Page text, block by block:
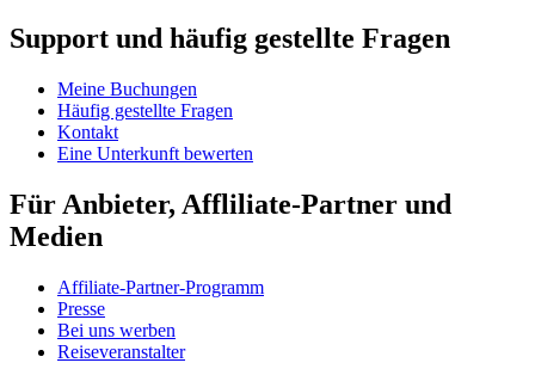
Support und häufig gestellte Fragen
Meine Buchungen
Häufig gestellte Fragen
Kontakt
Eine Unterkunft bewerten
Für Anbieter, Affliliate-Partner und
Medien
Affiliate-Partner-Programm
Presse
Bei uns werben
Reiseveranstalter